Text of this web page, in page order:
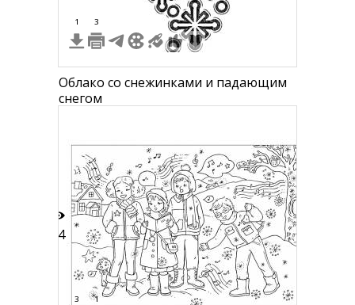
1 3
Облако со снежинками и падающим
снегом
14
3 1